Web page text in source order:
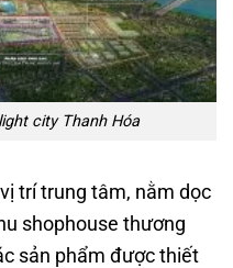
city Thanh Hóa
trí trung tâm, nằm dọc
shophouse thương
sản phẩm được thiết